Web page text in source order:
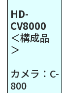
HD-
CV8000
＜構成品
＞
カメラ：C-
800